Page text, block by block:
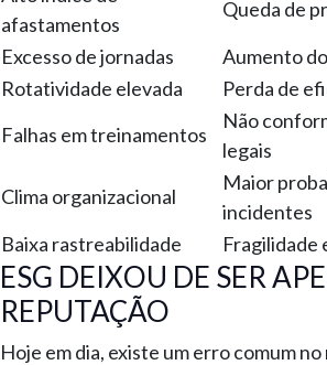
afastamentos
Queda de
Excesso de jornadas
Aumento
Rotatividade elevada
Perda de
Falhas em treinamentos
Não
legais
Clima organizacional
Maior
incidentes
Baixa rastreabilidade
Fragilidade
ESG DEIXOU DE SER
REPUTAÇÃO
Hoje em dia, existe um erro comum